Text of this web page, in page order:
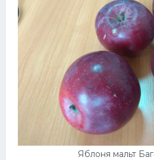
Яблоня мальт